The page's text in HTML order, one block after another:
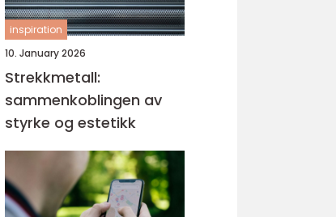
inspiration
10. January 2026
Strekkmetall:
sammenkoblingen av
styrke og estetikk